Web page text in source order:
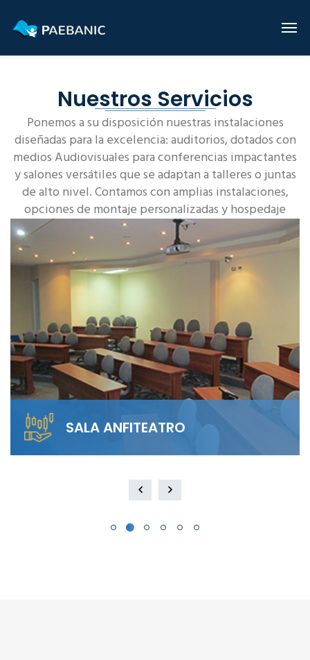
Nuestros Servicios
Ponemos a su disposición nuestras instalaciones
diseñadas para la excelencia: auditorios, dotados con
medios Audiovisuales para conferencias impactantes
y salones versátiles que se adaptan a talleres o juntas
de alto nivel. Contamos con amplias instalaciones,
opciones de montaje personalizadas y hospedaje
SALA ANFITEATRO
Alquila nuestra Sala Anfiteatro para 40
personas. El diseño escalonado garantiza